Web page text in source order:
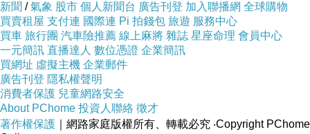
新聞 / 氣象 股市 個人新聞台 廣告刊登 加入聯播網 全球購物
買賣租屋 支付連 國際連 Pi 拍錢包 旅遊 服務中心
買車 旅行團 汽車險推薦 線上麻將 雜誌 星座命理 會員中心
一元簡訊 直播達人 數位憑證 企業簡訊
買網址 虛擬主機 企業郵件
廣告刊登 隱私權聲明
消費者保護 兒童網路安全
About PChome 投資人聯絡 徵才
著作權保護 ｜網路家庭版權所有、轉載必究 ‧Copyright PChome